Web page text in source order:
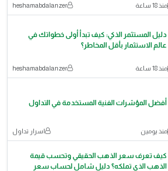
منذ 18 ساعة heshamabdalanzer
دليل المستثمر الذكي: كيف تبدأ أولى خطواتك في
عالم الاستثمار بأقل المخاطر؟
منذ 18 ساعة heshamabdalanzer
أفضل المؤشرات الفنية المستخدمة في التداول
منذ يومين اسرار تداول
كيف تعرف سعر الذهب الحقيقي وتحسب قيمة
الذهب الذي تملكه؟ دليل شامل لحساب سعر